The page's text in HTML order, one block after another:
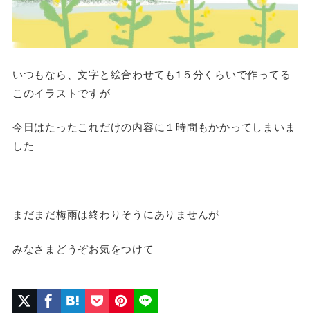
いつもなら、文字と絵合わせても1５分くらいで作ってる
このイラストですが
今日はたったこれだけの内容に１時間もかかってしまいま
した
まだまだ梅雨は終わりそうにありませんが
みなさまどうぞお気をつけて